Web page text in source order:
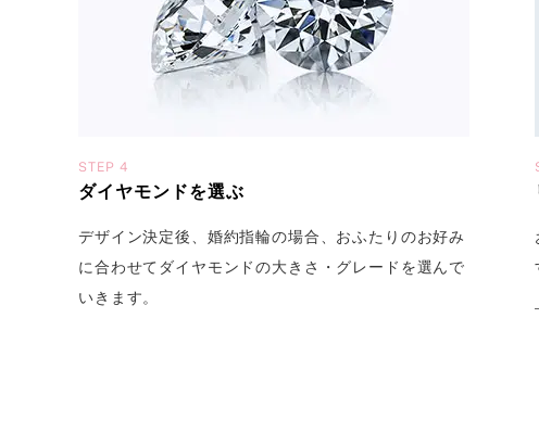
STEP 4
ダイヤモンドを選ぶ
デザイン決定後、婚約指輪の場合、おふたりのお好み
に合わせてダイヤモンドの大きさ・グレードを選んで
いきます。